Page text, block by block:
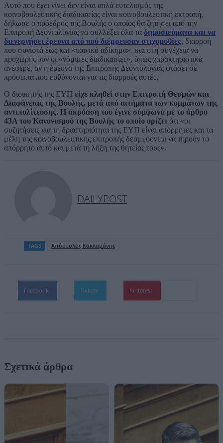
Αυτό που έχει γίνει δεν είναι απλά ευτελισμός της
κοινοβουλευτικής διαδικασίας είναι κοινοβουλευτική εκτροπή,
δήλωσε ο πρόεδρος της Βουλής ο οποίος θα ζητήσει από την
Επιτροπή Δεοντολογίας να συλλέξει όλα τα δημοσιεύματα και να
διενεργήσει έρευνα από πού διέρρευσαν στιχομυθίες, διαρροή
που συνιστά έως και «ποινικό αδίκημα», και στη συνέχεια να
προχωρήσουν οι «νόμιμες διαδικασίες», όπως χαρακτηριστικά
ανέφερε, αν η έρευνα της Επιτροπής Δεοντολογίας φτάσει σε
πρόσωπα που ευθύνονται για τις διαρροές αυτές.
Ο διοικητής της ΕΥΠ είχε κληθεί στην Επιτροπή Θεσμών και
Διαφάνειας της Βουλής, μετά από αιτήματα των κομμάτων της
αντιπολίτευσης. Η ακρόαση του έγινε σύμφωνα με το άρθρο
43Α του Κανονισμού της Βουλής το οποίο ορίζει ότι «οι
συζητήσεις για τη δραστηριότητα της ΕΥΠ είναι απόρρητες και τα
μέλη της κοινοβουλευτικής επιτροπής δεσμεύονται να τηρούν το
απόρρητο αυτό και μετά τη λήξη της θητείας τους».
DAILYPOST
TAGS Απόστολος Κακλαμάνης
Facebook Twitter Pinterest
Σχετικά άρθρα